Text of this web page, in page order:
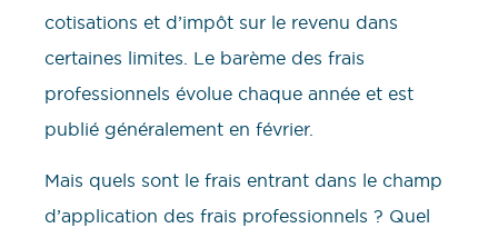
cotisations et d’impôt sur le revenu dans
certaines limites. Le barème des frais
professionnels évolue chaque année et est
publié généralement en février.
Mais quels sont le frais entrant dans le champ
d’application des frais professionnels ? Quel